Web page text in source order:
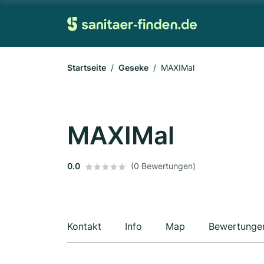
Startseite Geseke MAXIMal
MAXIMal
0.0 (0 Bewertungen)
Kontakt Info Map